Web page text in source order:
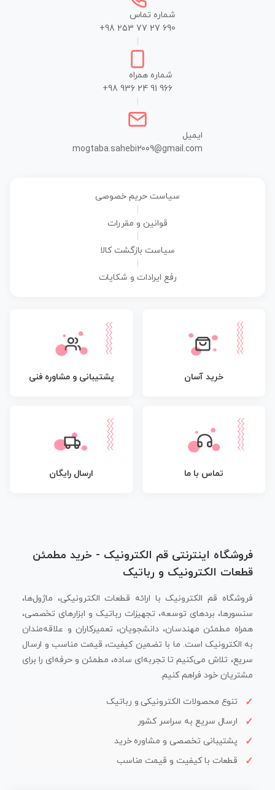
شماره تماس
+98 253 77 27 690
شماره همراه
+98 936 24 91 966
ایمیل
mogtaba.sahebi2009@gmail.com
سیاست حریم خصوصی
قوانین و مقررات
سیاست بازگشت کالا
رفع ایرادات و شکایات
خرید آسان پشتیبانی و مشاوره فنی
تماس با ما ارسال رایگان
فروشگاه اینترنتی قم الکترونیک - خرید مطمئن
قطعات الکترونیک و رباتیک
فروشگاه قم الکترونیک با ارائه قطعات الکترونیکی، ماژول‌ها،
سنسورها، بردهای توسعه، تجهیزات رباتیک و ابزارهای تخصصی،
همراه مطمئن مهندسان، دانشجویان، تعمیرکاران و علاقه‌مندان
به الکترونیک است. ما با تضمین کیفیت، قیمت مناسب و ارسال
سریع، تلاش می‌کنیم تا تجربه‌ای ساده، مطمئن و حرفه‌ای را برای
مشتریان خود فراهم کنیم.
تنوع محصولات الکترونیکی و رباتیک
ارسال سریع به سراسر کشور
پشتیبانی تخصصی و مشاوره خرید
قطعات با کیفیت و قیمت مناسب